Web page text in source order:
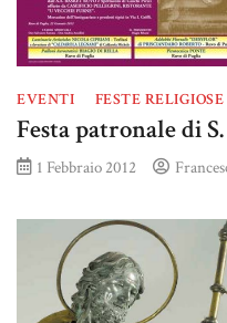
EVENTI FESTE RELIGIOSE
Festa patronale di
1 Febbraio 2012